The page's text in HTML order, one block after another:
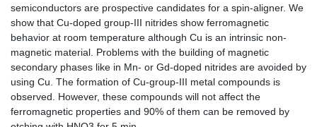
semiconductors are prospective candidates for a spin-aligner. We
show that Cu-doped group-III nitrides show ferromagnetic
behavior at room temperature although Cu is an intrinsic non-
magnetic material. Problems with the building of magnetic
secondary phases like in Mn- or Gd-doped nitrides are avoided by
using Cu. The formation of Cu-group-III metal compounds is
observed. However, these compounds will not affect the
ferromagnetic properties and 90% of them can be removed by